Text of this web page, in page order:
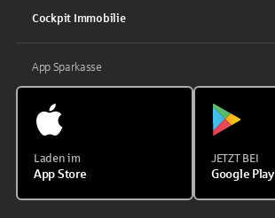
Cockpit Immobilie
App Sparkasse
Laden im
App Store
JETZT BEI
Google Play